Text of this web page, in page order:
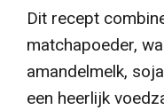
Dit recept
matchapoeder,
amandelmelk,
een heerlijk